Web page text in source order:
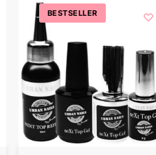
BESTSELLER